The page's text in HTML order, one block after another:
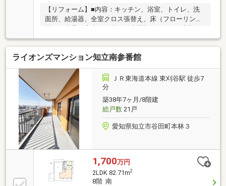
【リフォーム】■内容：キッチン、浴室、トイレ、洗
面所、給湯器、全室クロス張替え、床（フローリング
【おすすめポイント】■梨の里小学校…徒歩9分■篠目中
学校…徒歩21分□■おうち探しは 家デパ へ
■□――――――・・・ 住宅ローンや住み替えなど、不
動産のことなら何でもご相談ください。 土日、平日
夜のお仕事終わりでもご案内可能です。
―――――――――――――――――――――――
ライオンズマンション知立南参番館
ＪＲ東海道本線 東刈谷駅 徒歩7
分
築38年7ヶ月/8階建
総戸数21戸
愛知県知立市谷田町本林３
1,700万円
2LDK 82.71m2
8階 南